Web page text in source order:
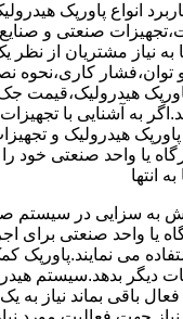
انواع پاورپک
صنعتی و
به نیاز مشتریان از
و توان،فشار
هیدرولیک،قیمت جک
به آشنایی با
هیدرولیک و
یا واحد صنعتی خود را
انتها
به سزایی در سیستم
یا واحد صنعتی برای
می نمایند.پاورپک
دیگر بدهد.سیستم
باقی بماند نیاز به